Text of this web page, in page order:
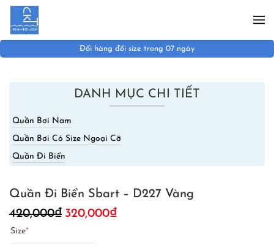
Skip to main content
Miễn phí vận chuyển đơn hàng
DANH MỤC CHI TIẾT
Quần Bơi Nam
Quần Bơi Có Size Ngoại Cỡ
Quần Đi Biển
Quần Đi Biển Sbart – D227 Vàng
420,000₫ Giá
320,000₫Giá
Size*